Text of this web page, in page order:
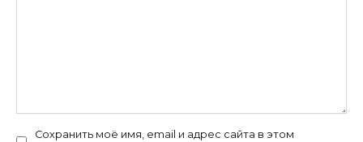
Сохранить моё имя, email и адрес сайта в этом